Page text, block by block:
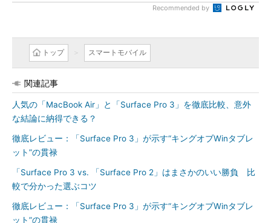
Recommended by
トップ スマートモバイル
関連記事
人気の「MacBook Air」と「Surface Pro 3」を徹底比較、意外
な結論に納得できる？
徹底レビュー：「Surface Pro 3」が示す“キングオブWinタブレ
ット”の貫禄
「Surface Pro 3 vs. 「Surface Pro 2」はまさかのいい勝負 比
較で分かった選ぶコツ
徹底レビュー：「Surface Pro 3」が示す“キングオブWinタブレ
ット”の貫禄